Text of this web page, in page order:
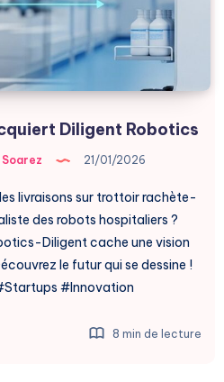
Diligent Robotics
21/01/2026
livraisons sur trottoir rachète-
des robots hospitaliers ?
Diligent cache une vision
le futur qui se dessine !
#Innovation
8 min de lecture